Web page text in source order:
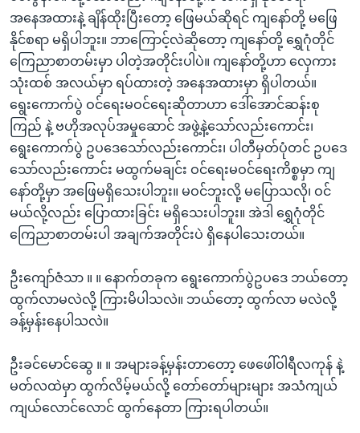
အနေအထားနဲ့ ချိန်ထိုးပြီးတော့ ဖြေမယ်ဆိုရင် ကျနော်တို့ မဖြေ
နိုင်စရာ မရှိပါဘူး။ ဘာကြောင့်လဲဆိုတော့ ကျနော်တို့ ရွှေဂုံတိုင်
ကြေညာစာတမ်းမှာ ပါတဲ့အတိုင်းပါပဲ။ ကျနော်တို့ဟာ လှေကား
သုံးထစ် အလယ်မှာ ရပ်ထားတဲ့ အနေအထားမှာ ရှိပါတယ်။
ရွေးကောက်ပွဲ ဝင်ရေးမဝင်ရေးဆိုတာဟာ ဒေါ်အောင်ဆန်းစု
ကြည် နဲ့ ဗဟိုအလုပ်အမှုဆောင် အဖွဲ့နဲ့သော်လည်းကောင်း၊
ရွေးကောက်ပွဲ ဥပဒေသော်လည်းကောင်း၊ ပါတီမှတ်ပုံတင် ဥပဒေ
သော်လည်းကောင်း မထွက်မချင်း ဝင်ရေးမဝင်ရေးကိစ္စမှာ ကျ
နော်တို့မှာ အဖြေမရှိသေးပါဘူး။ မဝင်ဘူးလို့ မပြောသလို၊ ဝင်
မယ်လို့လည်း ပြောထားခြင်း မရှိသေးပါဘူး။ အဲဒါ ရွှေဂုံတိုင်
ကြေညာစာတမ်းပါ အချက်အတိုင်းပဲ ရှိနေပါသေးတယ်။
ဦးကျော်ဇံသာ ။ ။ နောက်တခုက ရွေးကောက်ပွဲဥပဒေ ဘယ်တော့
ထွက်လာမလဲလို့ ကြားမိပါသလဲ။ ဘယ်တော့ ထွက်လာ မလဲလို့
ခန့်မှန်းနေပါသလဲ။
ဦးခင်မောင်ဆွေ ။ ။ အများခန့်မှန်းတာတော့ ဖေဖေါ်ဝါရီလကုန် နဲ့
မတ်လထဲမှာ ထွက်လိမ့်မယ်လို့ တော်တော်များများ အသံကျယ်
ကျယ်လောင်လောင် ထွက်နေတာ ကြားရပါတယ်။